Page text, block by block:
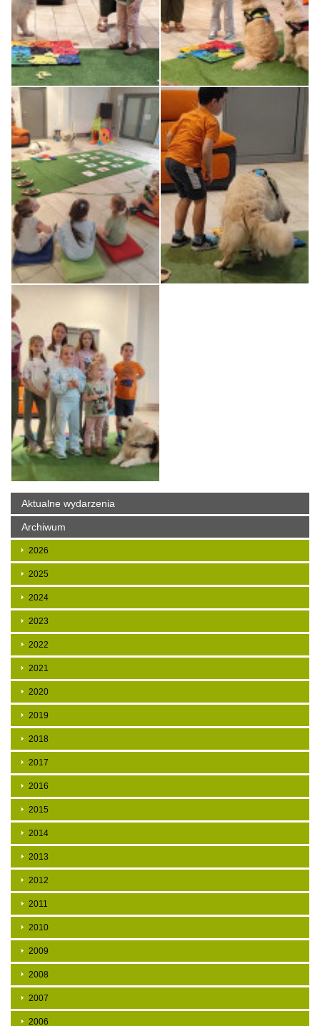
Aktualne wydarzenia
Archiwum
2026
2025
2024
2023
2022
2021
2020
2019
2018
2017
2016
2015
2014
2013
2012
2011
2010
2009
2008
2007
2006